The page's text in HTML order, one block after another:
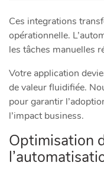
Ces integrations
opérationnelle.
les tâches manuelles
Votre application
de valeur fluidifiée.
pour garantir
l’impact business.
Optimisation